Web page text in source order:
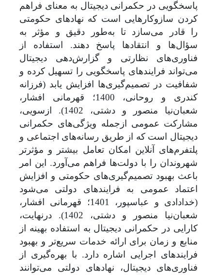
پاسخگویی در حکمرانی دیجیتال به معنای فراهم
کردن سازوکارهایی است که نهادهای حکومتی
را قادر می‌سازد تا به‌طور دقیق و مؤثر به
سؤال‌ها و انتقادها پاسخ دهند. استفاده از
فناوری‌های نظارتی و گزارش‌دهی دیجیتال
می‌تواند فرایندهای پاسخگویی را تسهیل کرده و
شفافیت در تصمیم‌گیری‌ها افزایش یابد (فرزانه
کندری و روحانی، 1400؛ قهرمانی افشار،
شعبان‌نیا منصور و دشتی، 1402). از‌سویی،
مشارکت عمومی ازجمله ویژگی‌های حکمرانی
دیجیتال است که از طریق رسانه‌های اجتماعی و
پلتفرم‌های آنلاین امکان تعامل بیشتر و مؤثرتر
شهروندان را با دولت‌ها فراهم می‌آورد. این امر
باعث بهبود تصمیم‌گیری‌های حکومتی و افزایش
اعتماد عمومی به فرایندهای دولتی می‌شود
(خدادادی و عباسپور، 1401؛ قهرمانی افشار،
شعبان‌نیا منصور و دشتی، 1402). درنهایت،
کارایی در حکمرانی دیجیتال به استفاده بهینه از
منابع و زمان برای ارائه خدمات سریع‌تر و بهبود
فرایندهای اجرایی اشاره دارد. با بهره‌گیری از
فناوری‌های دیجیتال، نهادهای دولتی می‌توانند